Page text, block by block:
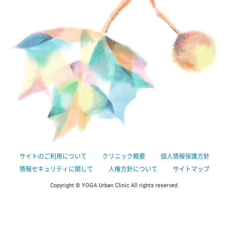
サイトのご利用について クリニック概要
個人情報保護方針
情報セキュリティに関して
人権方針について サイトマップ
Copyright © YOGA Urban Clinic All rights reserved.